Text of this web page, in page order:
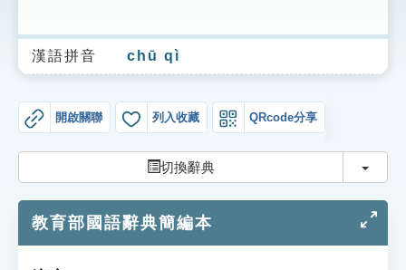
生字詞彙表
成語故事
索引選單
單字索引
漢語拼音 chū qì
開啟關聯 列入收藏 QRcode分享
切換辭典 切換
教育部國語辭典簡編本